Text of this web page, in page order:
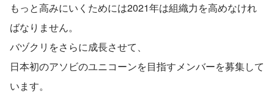
もっと高みにいくためには2021年は組織力を高めなけれ
ばなりません。
バヅクリをさらに成長させて、
日本初のアソビのユニコーンを目指すメンバーを募集して
います。